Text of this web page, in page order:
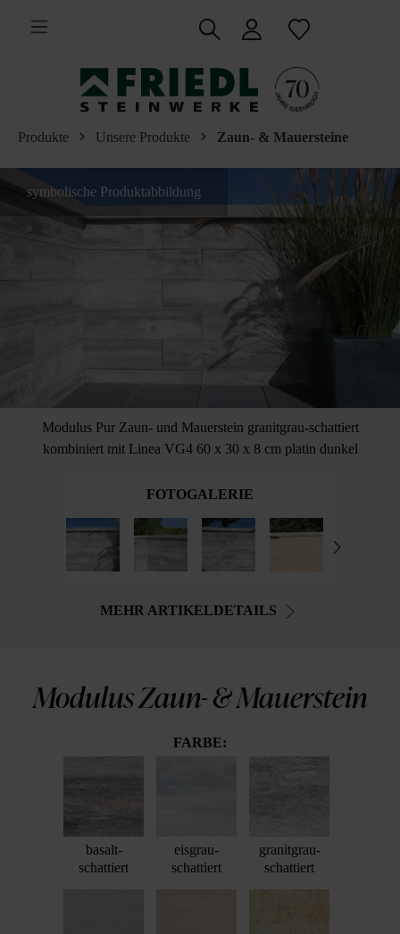
springen
Produkte Unsere Produkte Zaun- & Mauersteine
Modulus Pur Zaun- und Mauerstein granitgrau-schattiert
kombiniert mit Linea VG4 60 x 30 x 8 cm platin dunkel
symbolische Produktabbildung
FOTOGALERIE
MEHR ARTIKELDETAILS
Modulus Zaun- & Mauerstein
FARBE:
basalt-
schattiert
eisgrau-
schattiert
granitgrau-
schattiert